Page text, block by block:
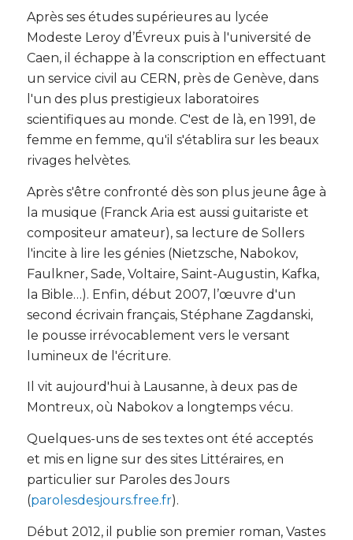
Après ses études supérieures au lycée
Modeste Leroy d’Évreux puis à l'université de
Caen, il échappe à la conscription en effectuant
un service civil au CERN, près de Genève, dans
l'un des plus prestigieux laboratoires
scientifiques au monde. C'est de là, en 1991, de
femme en femme, qu'il s'établira sur les beaux
rivages helvètes.
Après s'être confronté dès son plus jeune âge à
la musique (Franck Aria est aussi guitariste et
compositeur amateur), sa lecture de Sollers
l'incite à lire les génies (Nietzsche, Nabokov,
Faulkner, Sade, Voltaire, Saint-Augustin, Kafka,
la Bible…). Enfin, début 2007, l’œuvre d'un
second écrivain français, Stéphane Zagdanski,
le pousse irrévocablement vers le versant
lumineux de l'écriture.
Il vit aujourd'hui à Lausanne, à deux pas de
Montreux, où Nabokov a longtemps vécu.
Quelques-uns de ses textes ont été acceptés
et mis en ligne sur des sites Littéraires, en
particulier sur Paroles des Jours
(parolesdesjours.free.fr).
Début 2012, il publie son premier roman, Vastes